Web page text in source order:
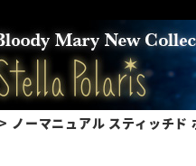
ノーマニュアル スティッチド